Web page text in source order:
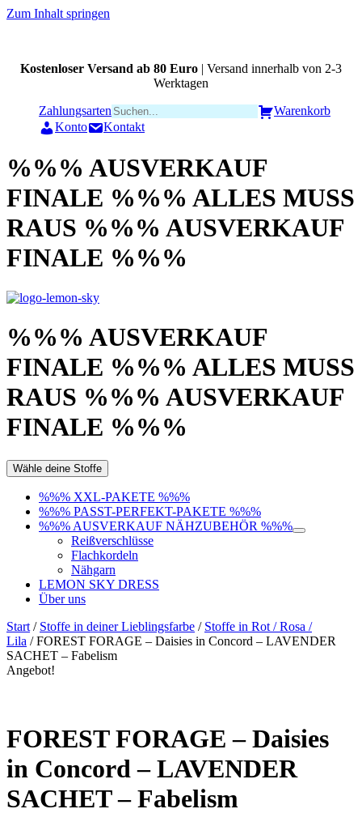
Zum Inhalt springen
Kostenloser Versand ab 80 Euro | Versand innerhalb von 2-3
Werktagen
Zahlungsarten
Warenkorb
Konto
Kontakt
%%% AUSVERKAUF
FINALE %%% ALLES MUSS
RAUS %%% AUSVERKAUF
FINALE %%%
%%% AUSVERKAUF
FINALE %%% ALLES MUSS
RAUS %%% AUSVERKAUF
FINALE %%%
Wähle deine Stoffe
%%% XXL-PAKETE %%%
%%% PASST-PERFEKT-PAKETE %%%
%%% AUSVERKAUF NÄHZUBEHÖR %%%
Reißverschlüsse
Flachkordeln
Nähgarn
LEMON SKY DRESS
Über uns
Start / Stoffe in deiner Lieblingsfarbe / Stoffe in Rot / Rosa /
Lila / FOREST FORAGE – Daisies in Concord – LAVENDER
SACHET – Fabelism
Angebot!
FOREST FORAGE – Daisies
in Concord – LAVENDER
SACHET – Fabelism